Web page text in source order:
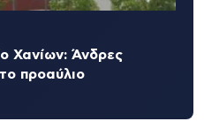
Χανίων: Άνδρες
προαύλιο